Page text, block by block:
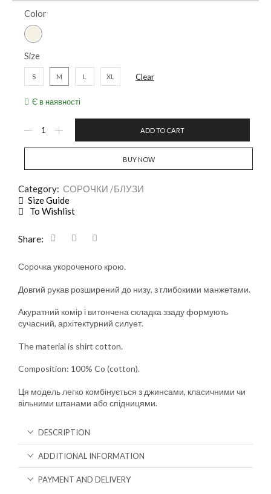
Color
Size
S M L XL Clear
Є в наявності
ADD TO CART
BUY NOW
Category: СОРОЧКИ /БЛУЗИ
Size Guide
To Wishlist
Share:
Сорочка укороченого крою.
Довгий рукав розширений до низу, з глибокими манжетами.
Акуратний комір і витончена складка ззаду формують
сучасний, архітектурний силует.
The material is shirt cotton.
Composition: 100% Co (cotton).
Ця модель легко комбінується з джинсами, класичними чи
вільними штанами або спідницями.
DESCRIPTION
ADDITIONAL INFORMATION
PAYMENT AND DELIVERY